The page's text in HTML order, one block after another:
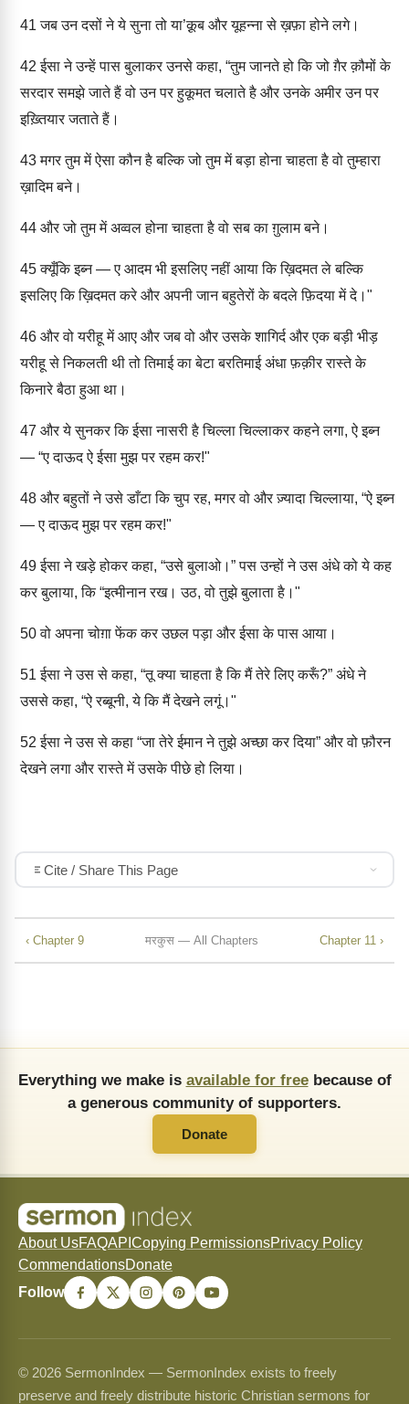
41 जब उन दसों ने ये सुना तो या’क़ूब और यूहन्ना से ख़फ़ा होने लगे।
42 ईसा ने उन्हें पास बुलाकर उनसे कहा, “तुम जानते हो कि जो ग़ैर क़ौमों के
सरदार समझे जाते हैं वो उन पर हुकूमत चलाते है और उनके अमीर उन पर
इख़्तियार जताते हैं।
43मगर तुम में ऐसा कौन है बल्कि जो तुम में बड़ा होना चाहता है वो तुम्हारा
ख़ादिम बने।
44 और जो तुम में अव्वल होना चाहता है वो सब का ग़ुलाम बने।
45क्यूँकि इब्न — ए आदम भी इसलिए नहीं आया कि ख़िदमत ले बल्कि
इसलिए कि ख़िदमत करे और अपनी जान बहुतेरों के बदले फ़िदया में दे।"
46 और वो यरीहू में आए और जब वो और उसके शागिर्द और एक बड़ी भीड़
यरीहू से निकलती थी तो तिमाई का बेटा बरतिमाई अंधा फ़क़ीर रास्ते के
किनारे बैठा हुआ था।
47 और ये सुनकर कि ईसा नासरी है चिल्ला चिल्लाकर कहने लगा, ऐ इब्न
— “ए दाऊद ऐ ईसा मुझ पर रहम कर!"
48 और बहुतों ने उसे डाँटा कि चुप रह, मगर वो और ज़्यादा चिल्लाया, “ऐ इब्न
— ए दाऊद मुझ पर रहम कर!"
49ईसा ने खड़े होकर कहा, “उसे बुलाओ।” पस उन्हों ने उस अंधे को ये कह
कर बुलाया, कि “इत्मीनान रख। उठ, वो तुझे बुलाता है।"
50वो अपना चोग़ा फेंक कर उछल पड़ा और ईसा के पास आया।
51 ईसा ने उस से कहा, “तू क्या चाहता है कि मैं तेरे लिए करूँ?” अंधे ने
उससे कहा, “ऐ रब्बूनी, ये कि मैं देखने लगूं।"
52 ईसा ने उस से कहा “जा तेरे ईमान ने तुझे अच्छा कर दिया” और वो फ़ौरन
देखने लगा और रास्ते में उसके पीछे हो लिया।
Cite / Share This Page
‹ Chapter 9 मरकुस — All Chapters Chapter 11 ›
Everything we make is available for freebecause of
a generous community of supporters.
Donate
About UsFAQAPI Copying PermissionsPrivacy Policy
CommendationsDonate
Follow
© 2026 SermonIndex — SermonIndex exists to freely
preserve and freely distribute historic Christian sermons for